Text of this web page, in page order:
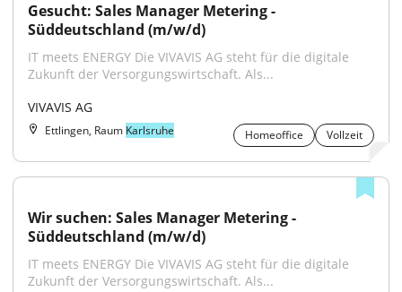
Gesucht: Sales Manager Metering -
Süddeutschland (m/w/d)
IT meets ENERGY Die VIVAVIS AG steht für die digitale
Zukunft der Versorgungswirtschaft. Als...
VIVAVIS AG
Ettlingen, Raum Karlsruhe Homeoffice Vollzeit
Wir suchen: Sales Manager Metering -
Süddeutschland (m/w/d)
IT meets ENERGY Die VIVAVIS AG steht für die digitale
Zukunft der Versorgungswirtschaft. Als...